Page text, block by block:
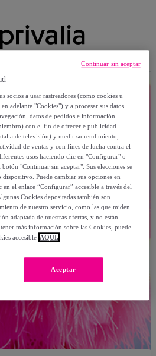
socios a usar rastreadores (como cookies u
adelante "Cookies") y a procesar sus datos
datos de pedidos e información
con el fin de ofrecerle publicidad
de televisión) y medir su rendimiento,
de ventas y con fines de lucha contra el
usos haciendo clic en "Configurar" o
"Continuar sin aceptar". Sus elecciones se
Puede cambiar sus opciones en
el enlace “Configurar” accesible a través del
Cookies depositadas también son
de nuestro servicio, como las que miden
adaptada de nuestras ofertas, y no están
más información sobre las Cookies, puede
accesible AQUÍ.
Aceptar
Continuar sin aceptar